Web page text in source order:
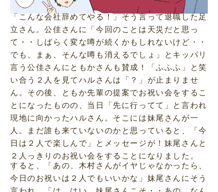
「こんな会社辞めてやる！」そう言って退職した足
立さん。公佳さんに「今回のことは天災だと思っ
て・・しばらく変な噂が続くかもしれないけど・・
でも、まぁ、そんな噂も消えるでしょ」とキッパリ
言う公佳さんにともかさんも賛成！「ふふふ」と笑
い合う２人を見てハルさんは「？」が止まりませ
ん。その後、ともか先輩の提案でお祝い会をするこ
とになったものの、当日「先に行ってて」と言われ
現地に向かったハルさん。そこには妹尾さんが一
人。まだ誰も来ていないのかと思っていると、「今
日は２人で楽しんで」とメッセージが！妹尾さんと
２人っきりのお祝い会をすることになりました。
すると、「あの、木村さんがイヤじゃなかったら、
今日のお祝いは２人でもいいかな」妹尾さんにそう